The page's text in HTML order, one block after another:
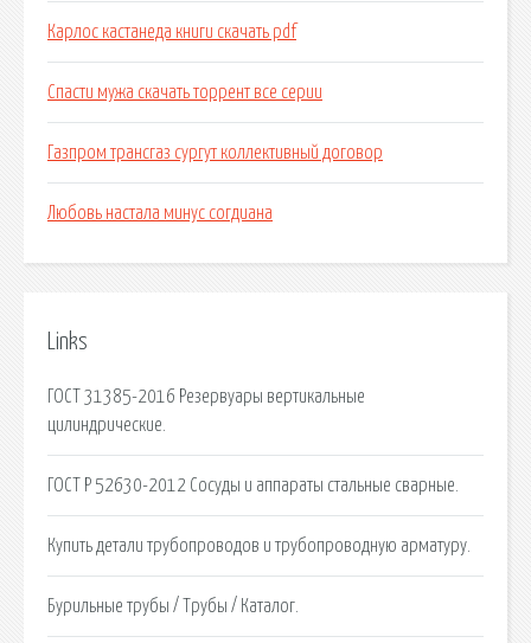
Карлос кастанеда книги скачать pdf
Спасти мужа скачать торрент все серии
Газпром трансгаз сургут коллективный договор
Любовь настала минус согдиана
Links
ГОСТ 31385-2016 Резервуары вертикальные
цилиндрические.
ГОСТ Р 52630-2012 Сосуды и аппараты стальные сварные.
Купить детали трубопроводов и трубопроводную арматуру.
Бурильные трубы / Трубы / Каталог.